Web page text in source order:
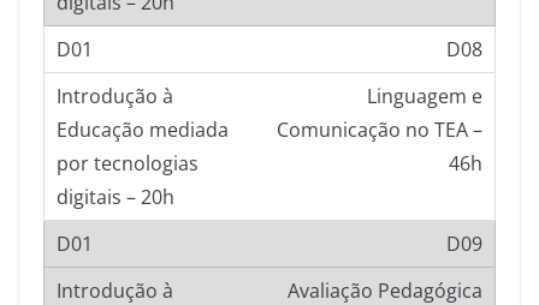
D08
Linguagem e
Comunicação no TEA –
46h
D09
Avaliação Pedagógica